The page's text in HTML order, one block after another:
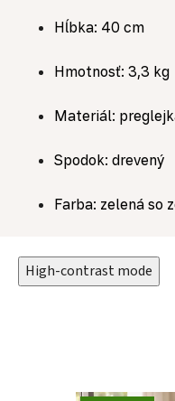
Hĺbka: 40 cm
Hmotnosť: 3,3 kg
Materiál:
Spodok: drevený
Farba: zelená so
High-contrast mode